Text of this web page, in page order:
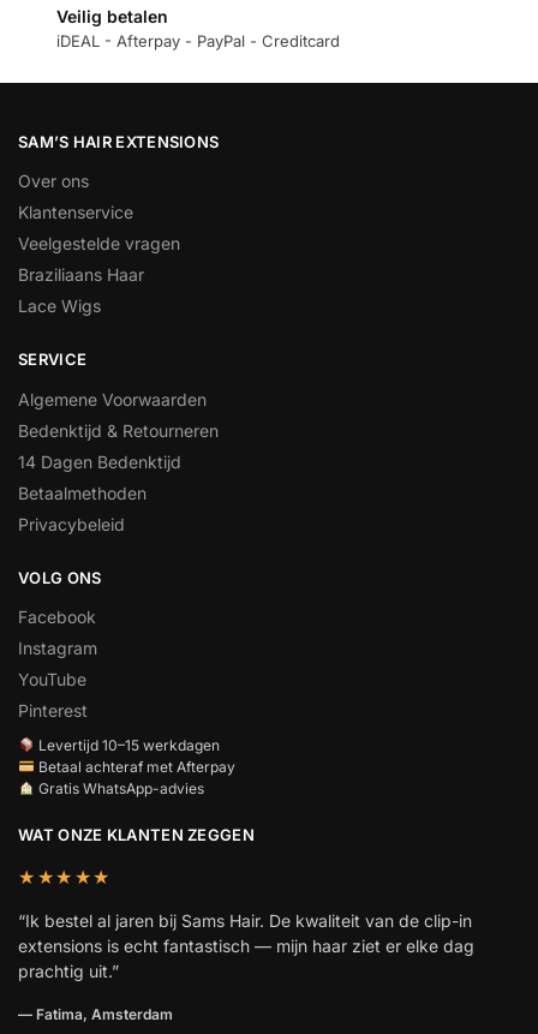
Veilig betalen
iDEAL - Afterpay - PayPal - Creditcard
SAM’S HAIR EXTENSIONS
Over ons
Klantenservice
Veelgestelde vragen
Braziliaans Haar
Lace Wigs
SERVICE
Algemene Voorwaarden
Bedenktijd & Retourneren
14 Dagen Bedenktijd
Betaalmethoden
Privacybeleid
VOLG ONS
Facebook
Instagram
YouTube
Pinterest
Levertijd 10–15 werkdagen
Betaal achteraf met Afterpay
Gratis WhatsApp-advies
WAT ONZE KLANTEN ZEGGEN
★★★★★
“Ik bestel al jaren bij Sams Hair. De kwaliteit van de clip-in
extensions is echt fantastisch — mijn haar ziet er elke dag
prachtig uit.”
— Fatima, Amsterdam